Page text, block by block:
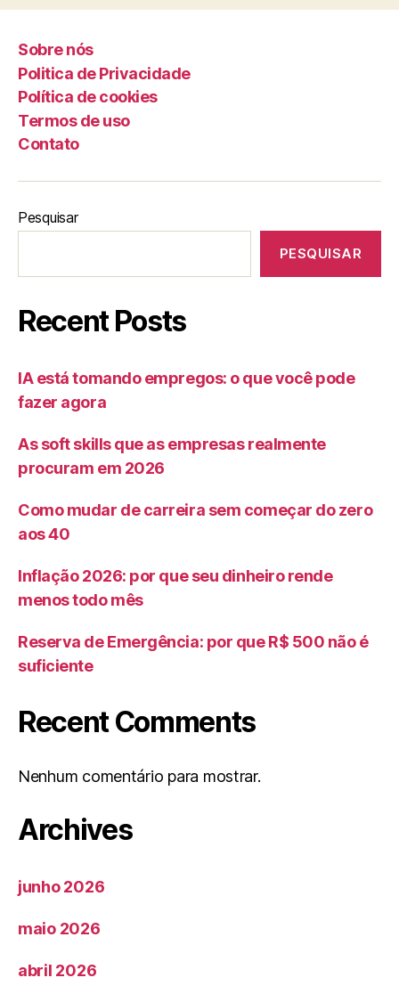
Sobre nós
Politica de Privacidade
Política de cookies
Termos de uso
Contato
Pesquisar
PESQUISAR
Recent Posts
IA está tomando empregos: o que você pode
fazer agora
As soft skills que as empresas realmente
procuram em 2026
Como mudar de carreira sem começar do zero
aos 40
Inflação 2026: por que seu dinheiro rende
menos todo mês
Reserva de Emergência: por que R$ 500 não é
suficiente
Recent Comments
Nenhum comentário para mostrar.
Archives
junho 2026
maio 2026
abril 2026